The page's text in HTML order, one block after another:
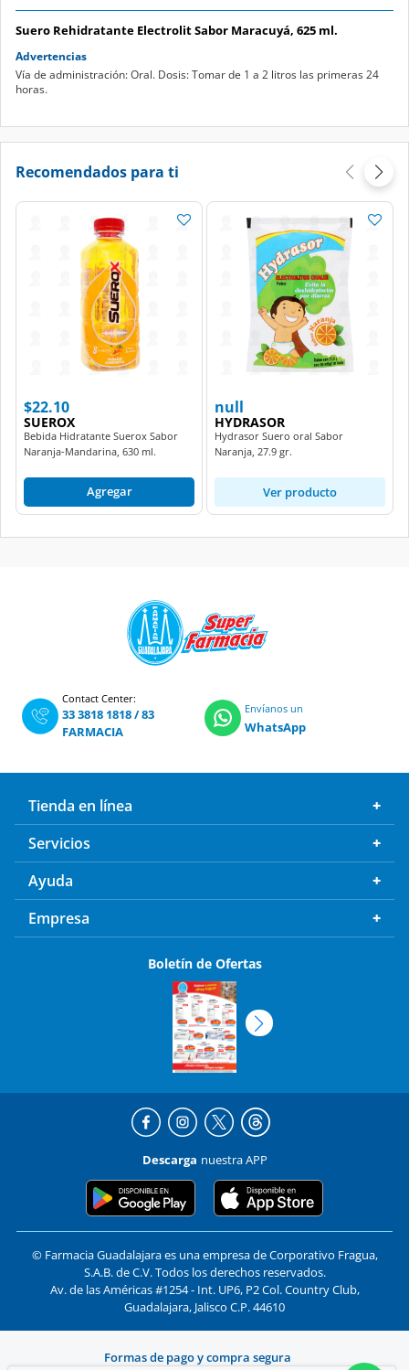
Suero Rehidratante Electrolit Sabor Maracuyá, 625 ml.
Advertencias
Vía de administración: Oral. Dosis: Tomar de 1 a 2 litros las primeras 24
horas.
Recomendados para ti
$22.10
SUEROX
Bebida Hidratante Suerox Sabor
Naranja-Mandarina, 630 ml.
Agregar
null
HYDRASOR
Hydrasor Suero oral Sabor
Naranja, 27.9 gr.
Ver producto
Contact Center:
33 3818 1818/83
FARMACIA
Envíanos un
WhatsApp
Tienda en línea
Servicios
Ayuda
Empresa
Boletín de Ofertas
Descarga nuestra APP
© Farmacia Guadalajara es una empresa de Corporativo Fragua,
S.A.B. de C.V. Todos los derechos reservados.
Av. de las Américas #1254 - Int. UP6, P2 Col. Country Club,
Guadalajara, Jalisco C.P. 44610
Formas de pago y compra segura